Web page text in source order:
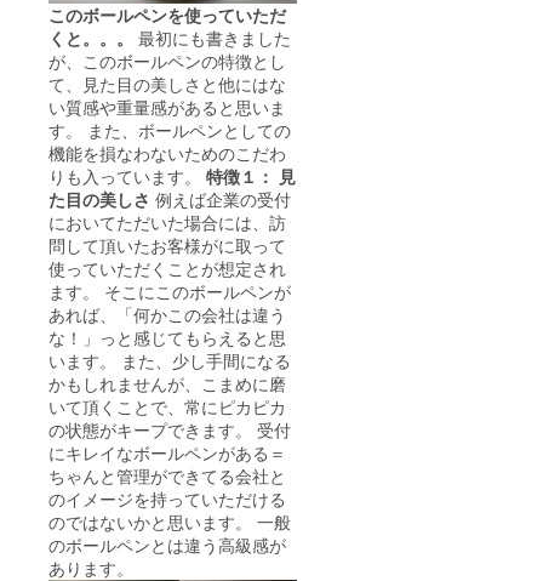
このボールペンを使っていただ
くと。。。
最初にも書きました
が、このボールペンの特徴とし
て、見た目の美しさと他にはな
い質感や重量感があると思いま
す。 また、ボールペンとしての
機能を損なわないためのこだわ
りも入っています。 特徴１： 見
た目の美しさ 例えば企業の受付
においてただいた場合には、訪
問して頂いたお客様がに取って
使っていただくことが想定され
ます。 そこにこのボールペンが
あれば、「何かこの会社は違う
な！」っと感じてもらえると思
います。 また、少し手間になる
かもしれませんが、こまめに磨
いて頂くことで、常にピカピカ
の状態がキープできます。 受付
にキレイなボールペンがある＝
ちゃんと管理ができてる会社と
のイメージを持っていただける
のではないかと思います。 一般
のボールペンとは違う高級感が
あります。